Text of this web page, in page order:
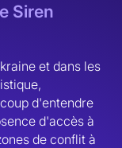
Siren
et dans les
d'entendre
d'accès à
de conflit à